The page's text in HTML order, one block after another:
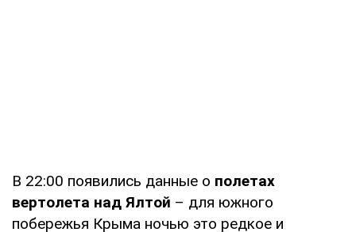
В 22:00 появились данные о полетах
вертолета над Ялтой – для южного
побережья Крыма ночью это редкое и